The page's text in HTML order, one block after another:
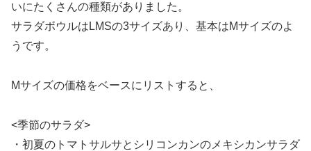
いにたくさんの種類がありました。
サラダボウルはLMSの3サイズあり、基本はMサイズのよ
うです。
Mサイズの価格をベースにリストすると、
<季節のサラダ>
・初夏のトマトサルサとシリコンカンのメキシカンサラダ